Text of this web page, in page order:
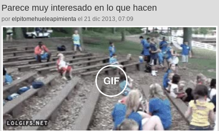
Parece muy interesado en lo que hacen
por elpitomehueleapimienta el 21 dic 2013, 07:09